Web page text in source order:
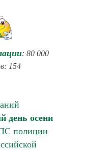
: 80 000
154
день осени
полиции